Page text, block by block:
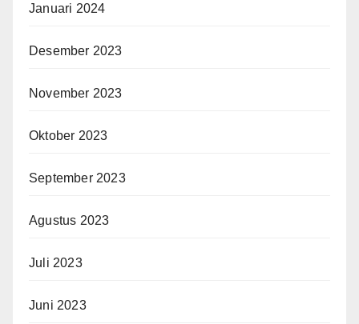
Januari 2024
Desember 2023
November 2023
Oktober 2023
September 2023
Agustus 2023
Juli 2023
Juni 2023